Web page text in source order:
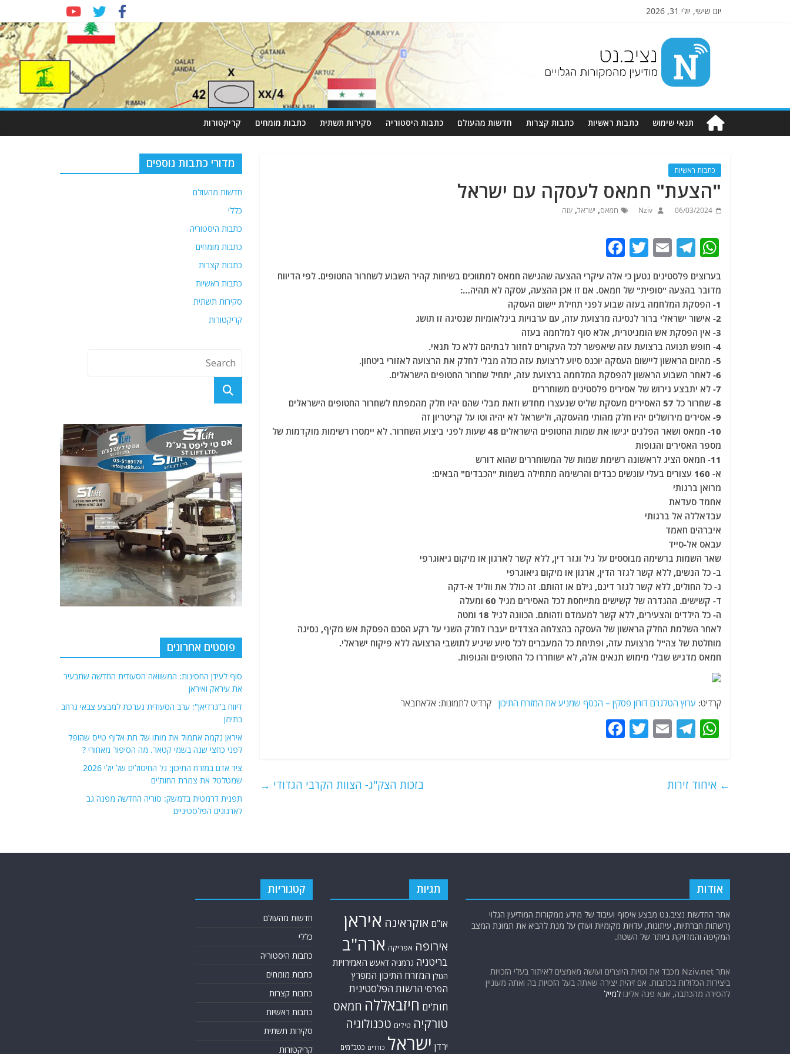
יום שישי, יולי 31, 2026
Nziv.net
מודיעין
מהמקורות
תנאי שימוש כתבות ראשיות כתבות קצרות חדשות מהעולם כתבות היסטוריה סקירות תשתית כתבות מומחים קריקטורות
כתבות ראשיות
"הצעת" חמאס לעסקה עם ישראל
06/03/2024
Nziv חמאס, ישראל, עזה
W
at
s
A
p
p
T
e
g
ra
m
E
ai
l
T
itt
er
c
e
b
o
o
k
בערוצים פלסטינים נטען כי אלה עיקרי ההצעה שהגישה חמאס למתווכים בשיחות קהיר השבוע לשחרור החטופים. לפי הדיווח
מדובר בהצעה "סופית" של חמאס. אם זו אכן ההצעה, עסקה לא תהיה…:
1- הפסקת המלחמה בעזה שבוע לפני תחילת יישום העסקה
2- אישור ישראלי ברור לנסיגה מרצועת עזה, עם ערבויות בינלאומיות שנסיגה זו תושג
3- אין הפסקת אש הומניטרית, אלא סוף למלחמה בעזה
4- חופש תנועה ברצועת עזה שיאפשר לכל העקורים לחזור לבתיהם ללא כל תנאי.
5- מהיום הראשון ליישום העסקה יוכנס סיוע לרצועת עזה כולה מבלי לחלק את הרצועה לאזורי ביטחון.
6- לאחר השבוע הראשון להפסקת המלחמה ברצועת עזה, יתחיל שחרור החטופים הישראלים.
7- לא יתבצע גירוש של אסירים פלסטינים משוחררים
8- שחרור כל 57 האסירים מעסקת שליט שנעצרו מחדש וזאת מבלי שהם יהיו חלק מהמפתח לשחרור החטופים הישראלים
9- אסירים מירושלים יהיו חלק מהותי מהעסקה, ולישראל לא יהיה וטו על קריטריון זה
10- חמאס ושאר הפלגים יגישו את שמות החטופים הישראלים 48 שעות לפני ביצוע השחרור. לא יימסרו רשימות מוקדמות של
מספר האסירים והגופות
11- חמאס הציג לראשונה רשימת שמות של המשוחררים שהוא דורש
א- 160 עצורים בעלי עונשים כבדים והרשימה מתחילה בשמות "הכבדים" הבאים:
מרואן ברגותי
אחמד סעדאת
עבדאללה אל ברגותי
איברהים חאמד
עבאס אל-סייד
שאר השמות ברשימה מבוססים על גיל וגזר דין, ללא קשר לארגון או מיקום גיאוגרפי
ב- כל הנשים, ללא קשר לגזר הדין, ארגון או מיקום גיאוגרפי
ג- כל החולים, ללא קשר לגזר דינם, גילם או זהותם. זה כולל את ווליד א-דקה
ד- קשישים. ההגדרה של קשישים מתייחסת לכל האסירים מגיל 60 ומעלה
ה- כל הילדים והצעירים, ללא קשר למעמדם וזהותם. הכוונה לגיל 18 ומטה
לאחר השלמת החלק הראשון של העסקה בהצלחה הצדדים יעברו לחלק השני על רקע הסכם הפסקת אש מקיף, נסיגה
מוחלטת של צה"ל מרצועת עזה, ופתיחת כל המעברים לכל סיוע שיגיע לתושבי הרצועה ללא פיקוח ישראלי.
חמאס מדגיש שבלי מימוש תנאים אלה, לא ישוחררו כל החטופים והגופות.
קרדיט: ערוץ הטלגרם דורון פסקין – הכסף שמניע את המזרח התיכון קרדיט לתמונות: אלאחבאר
W
s
T
g
E
T
k
← איחוד זירות בזכות הצק"ג- הצוות הקרבי הגדודי →
מדורי כתבות נוספים
חדשות מהעולם
כללי
כתבות היסטוריה
כתבות מומחים
כתבות קצרות
כתבות ראשיות
סקירות תשתית
קריקטורות
פוסטים אחרונים
סוף לעידן החסינות: המשוואה הסעודית החדשה שתבעיר
את עיראק ואיראן
דיווח ב"גרדיאן": ערב הסעודית נערכת למבצע צבאי נרחב
בתימן
איראן נקמה אתמול את מותו של תת אלוף טייס שהופל
לפני כחצי שנה בשמי קטאר. מה הסיפור מאחורי ?
ציד אדם במזרח התיכון: גל החיסולים של יולי 2026
שמטלטל את צמרת החות'ים
תפנית דרמטית בדמשק: סוריה החדשה מפנה גב
לארגונים הפלסטיניים
אודות
אתר החדשות נציב.נט מבצע איסוף ועיבוד של מידע ממקורות המודיעין הגלוי
(רשתות חברתיות, עיתונות, עדויות מקומיות ועוד) על מנת להביא את תמונת המצב
המקיפה והמדויקת ביותר של השטח.
אתר Nziv.net מכבד את זכויות היוצרים ועושה מאמצים לאיתור בעלי הזכויות
ביצירות הכלולות בכתבות. אם זיהית יצירה שאתה בעל הזכויות בה ואתה מעוניין
להסירה מהכתבה, אנא פנה אלינו למייל
תגיות
או"ם אוקראינה איראן
אירופה אפריקה ארה"ב
בריטניה גרמניה דאעש האמירויות
הגולן המזרח התיכון המפרץ
הפרסי הרשות הפלסטינית
חות'ים חיזבאללה חמאס
טורקיה טילים טכנולוגיה
ירדן ישראל כורדים כטב"מים
קטגוריות
חדשות מהעולם
כללי
כתבות היסטוריה
כתבות מומחים
כתבות קצרות
כתבות ראשיות
סקירות תשתית
קריקטורות